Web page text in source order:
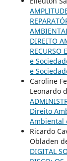
DIREITO
RECURSO
e
e
Caroline
Leonardo
Direito
Ambiental
Ricardo
Obladen
DIGITAL